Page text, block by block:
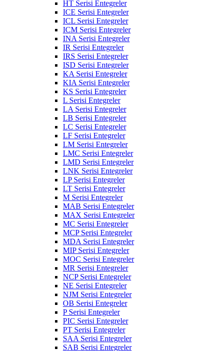
HT Serisi Entegreler
ICE Serisi Entegreler
ICL Serisi Entegreler
ICM Serisi Entegreler
INA Serisi Entegreler
IR Serisi Entegreler
IRS Serisi Entegreler
ISD Serisi Entegreler
KA Serisi Entegreler
KIA Serisi Entegreler
KS Serisi Entegreler
L Serisi Entegreler
LA Serisi Entegreler
LB Serisi Entegreler
LC Serisi Entegreler
LF Serisi Entegreler
LM Serisi Entegreler
LMC Serisi Entegreler
LMD Serisi Entegreler
LNK Serisi Entegreler
LP Serisi Entegreler
LT Serisi Entegreler
M Serisi Entegreler
MAB Serisi Entegreler
MAX Serisi Entegreler
MC Serisi Entegreler
MCP Serisi Entegreler
MDA Serisi Entegreler
MIP Serisi Entegreler
MOC Serisi Entegreler
MR Serisi Entegreler
NCP Serisi Entegreler
NE Serisi Entegreler
NJM Serisi Entegreler
OB Serisi Entegreler
P Serisi Entegreler
PIC Serisi Entegreler
PT Serisi Entegreler
SAA Serisi Entegreler
SAB Serisi Entegreler